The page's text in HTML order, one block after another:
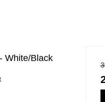
White/Black